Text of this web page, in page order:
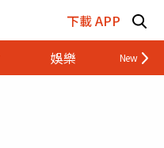
下載 APP
娛樂 財經